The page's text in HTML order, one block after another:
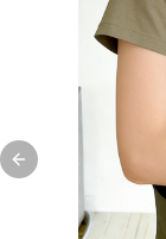
Previous slide